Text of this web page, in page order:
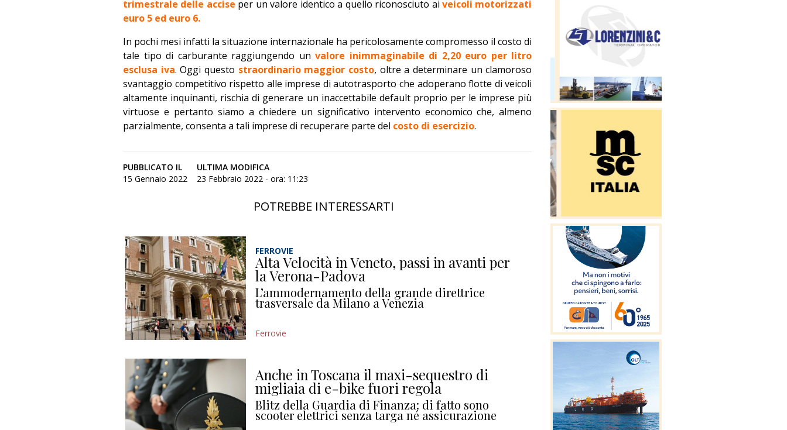
trimestrale delle accise per un valore identico a quello riconosciuto ai veicoli motorizzati
euro 5 ed euro 6.
In pochi mesi infatti la situazione internazionale ha pericolosamente compromesso il costo di
tale tipo di carburante raggiungendo unvalore inimmaginabile di 2,20 euro per litro
esclusa iva. Oggi questo straordinario maggior costo, oltre a determinare un clamoroso
svantaggio competitivo rispetto alle imprese di autotrasporto che adoperano flotte di veicoli
altamente inquinanti, rischia di generare un inaccettabile default proprio per le imprese più
virtuose e pertanto siamo a chiedere un significativo intervento economico che, almeno
parzialmente, consenta a tali imprese di recuperare parte del costo di esercizio.
PUBBLICATO IL
15 Gennaio 2022
ULTIMA MODIFICA
23 Febbraio 2022 - ora: 11:23
POTREBBE INTERESSARTI
FERROVIE
Alta Velocità in Veneto, passi in avanti per
la Verona-Padova
L’ammodernamento della grande direttrice
trasversale da Milano a Venezia
Ferrovie
Anche in Toscana il maxi-sequestro di
migliaia di e-bike fuori regola
Blitz della Guardia di Finanza: di fatto sono
scooter elettrici senza targa né assicurazione